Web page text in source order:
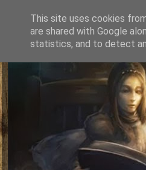
This site uses cookies
are shared with Google
statistics, and to detect